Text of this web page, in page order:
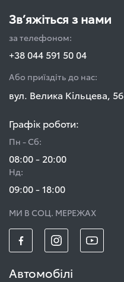
Зв’яжіться з нами
за телефоном:
+38 044 591 50 04
Або приїздіть до нас:
вул. Велика Кільцева, 56
Графік роботи:
Пн - Сб:
08:00 - 20:00
Нд:
09:00 - 18:00
МИ В СОЦ. МЕРЕЖАХ
Автомобілі